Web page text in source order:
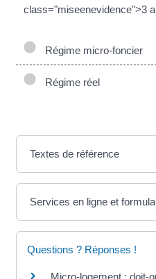
class="miseenevidence">3
Régime micro-foncier
Régime réel
Textes de référence
Services en ligne et
Questions ? Réponses !
Micro-logement : doit-